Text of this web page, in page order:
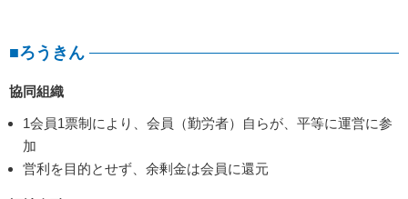
■ろうきん
協同組織
1会員1票制により、会員（勤労者）自らが、平等に運営に参
加
営利を目的とせず、余剰金は会員に還元